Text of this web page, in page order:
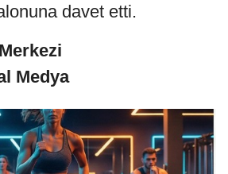
davet etti.
Medya